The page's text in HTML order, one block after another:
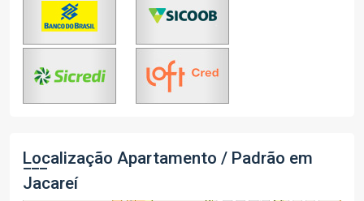
Localização Apartamento / Padrão em
Jacareí